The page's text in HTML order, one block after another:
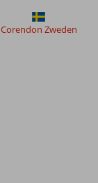
Corendon Zweden